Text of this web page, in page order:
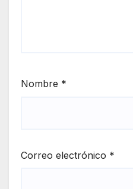
Nombre *
Correo electrónico *